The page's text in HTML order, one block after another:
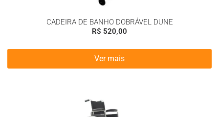
CADEIRA DE BANHO DOBRÁVEL DUNE
R$ 520,00
Ver mais